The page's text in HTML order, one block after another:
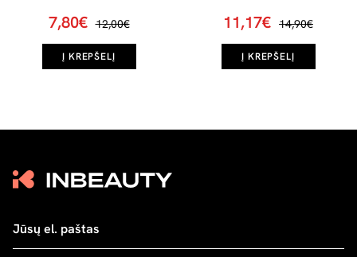
7,80€ 12,00€
Į KREPŠELĮ
11,17€ 14,90€
Į KREPŠELĮ